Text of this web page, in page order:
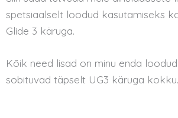
spetsiaalselt loodud kasutamiseks
Glide 3 käruga.
Kõik need lisad on minu enda
sobituvad täpselt UG3 käruga kokku.